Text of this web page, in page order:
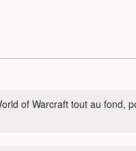
of Warcraft tout au fond,